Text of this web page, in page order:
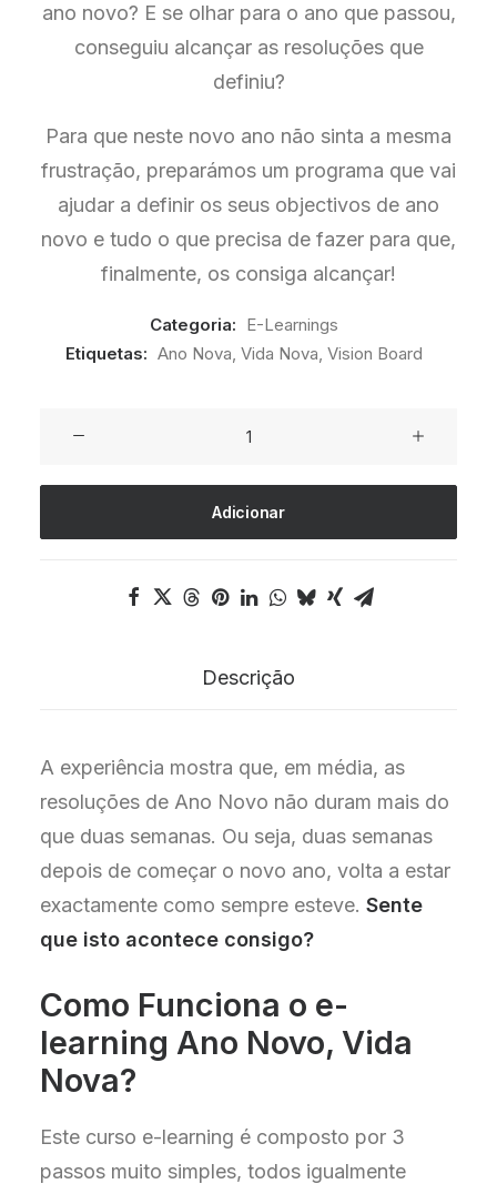
ano novo? E se olhar para o ano que passou,
conseguiu alcançar as resoluções que
definiu?
Para que neste novo ano não sinta a mesma
frustração, preparámos um programa que vai
ajudar a definir os seus objectivos de ano
novo e tudo o que precisa de fazer para que,
finalmente, os consiga alcançar!
Categoria: E-Learnings
Etiquetas: Ano Nova, Vida Nova, Vision Board
Novo,
Nova
Adicionar
Descrição
A experiência mostra que, em média, as
resoluções de Ano Novo não duram mais do
que duas semanas. Ou seja, duas semanas
depois de começar o novo ano, volta a estar
exactamente como sempre esteve. Sente
que isto acontece consigo?
Como Funciona o e-
learning Ano Novo, Vida
Nova?​
Este curso e-learning é composto por 3
passos muito simples, todos igualmente